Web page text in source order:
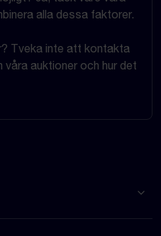
alla dessa faktorer.
Tveka inte att kontakta
auktioner och hur det